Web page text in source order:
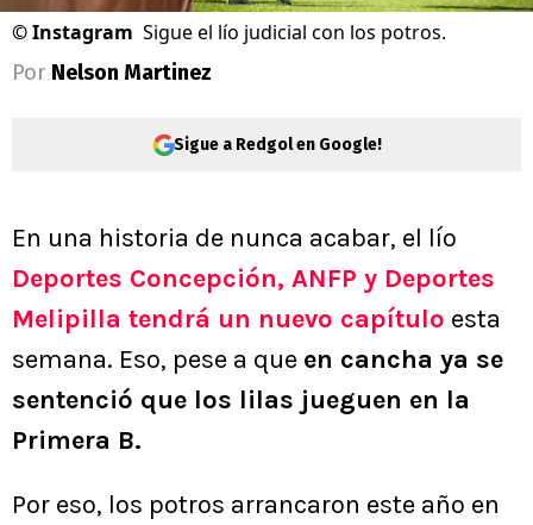
©Instagram Sigue el lío judicial con los potros.
Por Nelson Martinez
Sigue a Redgol en Google!
En una historia de nunca acabar, el lío
Deportes Concepción, ANFP y Deportes
Melipilla tendrá un nuevo capítulo esta
semana. Eso, pese a que en cancha ya se
sentenció que los lilas jueguen en la
Primera B.
Por eso, los potros arrancaron este año en